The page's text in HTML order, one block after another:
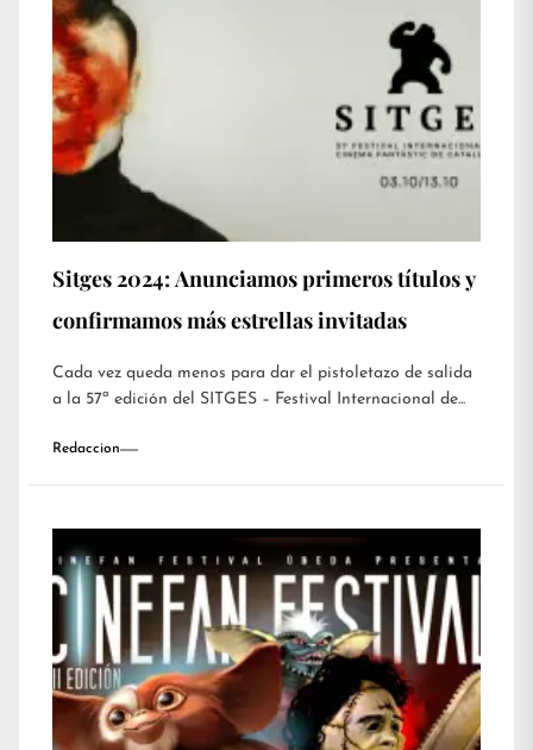
Sitges 2024: Anunciamos primeros títulos y
confirmamos más estrellas invitadas
Cada vez queda menos para dar el pistoletazo de salida
a la 57ª edición del SITGES – Festival Internacional de...
Redaccion